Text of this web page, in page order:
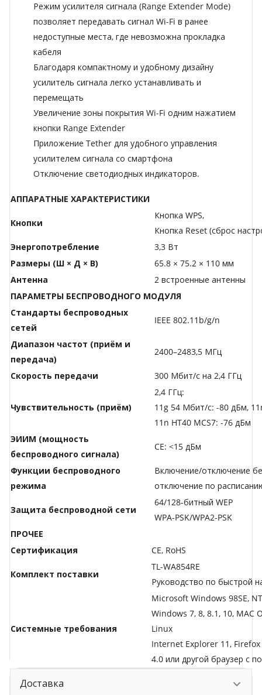
Режим усилителя сигнала (Range Extender Mode)
позволяет передавать сигнал Wi-Fi в ранее
недоступные места, где невозможна прокладка
кабеля
Благодаря компактному и удобному дизайну
усилитель сигнала легко устанавливать и
перемещать
Увеличение зоны покрытия Wi-Fi одним нажатием
кнопки Range Extender
Приложение Tether для удобного управления
усилителем сигнала со смартфона
Отключение светодиодных индикаторов.
АППАРАТНЫЕ ХАРАКТЕРИСТИКИ
Кнопки
Кнопка WPS,
Кнопка Reset (сброс
Энергопотребление
3,3 Вт
Размеры (Ш × Д × В)
65.8 × 75.2 × 110 мм
Антенна
2 встроенные антенны
ПАРАМЕТРЫ БЕСПРОВОДНОГО МОДУЛЯ
Стандарты беспроводных
сетей
IEEE 802.11b/g/n
Диапазон частот (приём и
передача)
2400–2483,5 МГц
Скороcть передачи 300 Мбит/с на 2,4 ГГц
Чувствительность (приём)
2,4 ГГц:
11g 54 Мбит/с: -80 дБм,
11n HT40 MCS7: -76 дБм
ЭИИМ (мощность
беспроводного сигнала)
CE: <15 дБм
Функции беспроводного
режима
Включение/отключение
отключение по
Защита беспроводной сети
64/128-битный WEP
WPA-PSK/WPA2-PSK
ПРОЧЕЕ
Сертификация
CE, RoHS
Комплект поставки
TL-WA854RE
Руководство по быстрой
Системные требования
Microsoft Windows 98SE,
Windows 7, 8, 8.1, 10, MAC
Linux
Internet Explorer 11,
4.0 или другой браузер с
Доставка